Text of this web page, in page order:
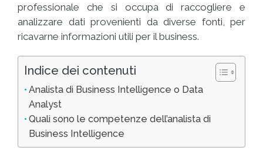
professionale che si occupa di raccogliere e
analizzare dati provenienti da diverse fonti, per
ricavarne informazioni utili per il business.
Indice dei contenuti
Analista di Business Intelligence o Data
Analyst
Quali sono le competenze dell’analista di
Business Intelligence